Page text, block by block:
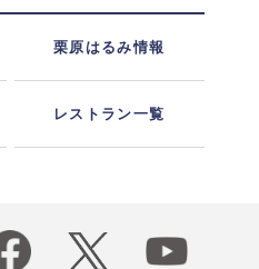
栗原はるみ情報
レストラン一覧